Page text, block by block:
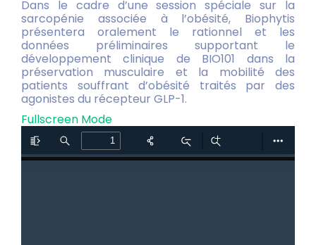
Dans le cadre d’une session spéciale sur la
sarcopénie associée à l’obésité, Biophytis
présentera oralement le rationnel et les
données préliminaires supportant le
développement clinique de BIO101 dans la
préservation musculaire et la mobilité des
patients souffrant d’obésité traités par des
agonistes du récepteur GLP-1.
Fullscreen Mode